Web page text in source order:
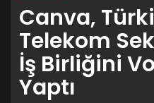
Canva,
Telekom
İş Birliğini
Yaptı